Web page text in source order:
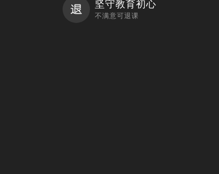
坚守教育初心
不满意可退课